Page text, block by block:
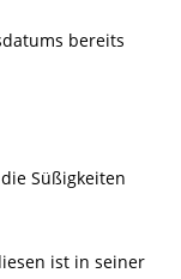
bereits
Süßigkeiten
ist in seiner